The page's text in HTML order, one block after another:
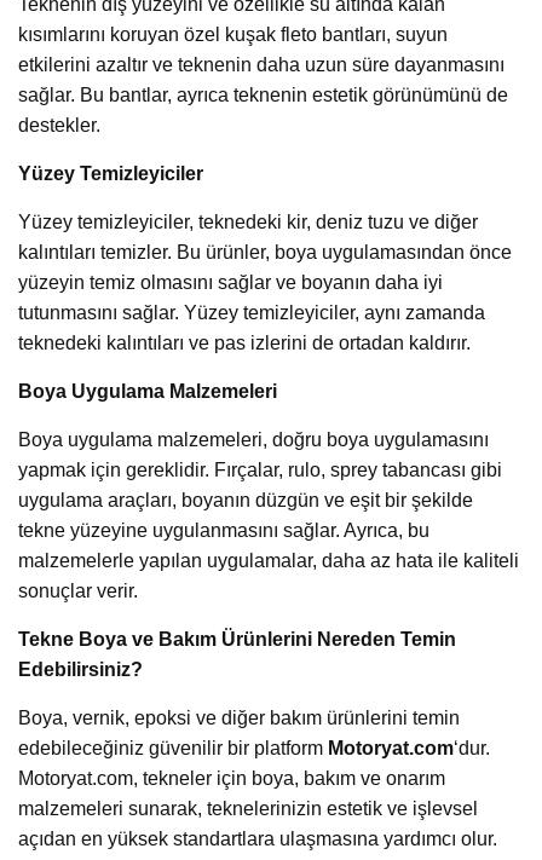
Teknenin dış yüzeyini ve özellikle su altında kalan
kısımlarını koruyan özel kuşak fleto bantları, suyun
etkilerini azaltır ve teknenin daha uzun süre dayanmasını
sağlar. Bu bantlar, ayrıca teknenin estetik görünümünü de
destekler.
Yüzey Temizleyiciler
Yüzey temizleyiciler, teknedeki kir, deniz tuzu ve diğer
kalıntıları temizler. Bu ürünler, boya uygulamasından önce
yüzeyin temiz olmasını sağlar ve boyanın daha iyi
tutunmasını sağlar. Yüzey temizleyiciler, aynı zamanda
teknedeki kalıntıları ve pas izlerini de ortadan kaldırır.
Boya Uygulama Malzemeleri
Boya uygulama malzemeleri, doğru boya uygulamasını
yapmak için gereklidir. Fırçalar, rulo, sprey tabancası gibi
uygulama araçları, boyanın düzgün ve eşit bir şekilde
tekne yüzeyine uygulanmasını sağlar. Ayrıca, bu
malzemelerle yapılan uygulamalar, daha az hata ile kaliteli
sonuçlar verir.
Tekne Boya ve Bakım Ürünlerini Nereden Temin
Edebilirsiniz?
Boya, vernik, epoksi ve diğer bakım ürünlerini temin
edebileceğiniz güvenilir bir platform Motoryat.com‘dur.
Motoryat.com, tekneler için boya, bakım ve onarım
malzemeleri sunarak, teknelerinizin estetik ve işlevsel
açıdan en yüksek standartlara ulaşmasına yardımcı olur.